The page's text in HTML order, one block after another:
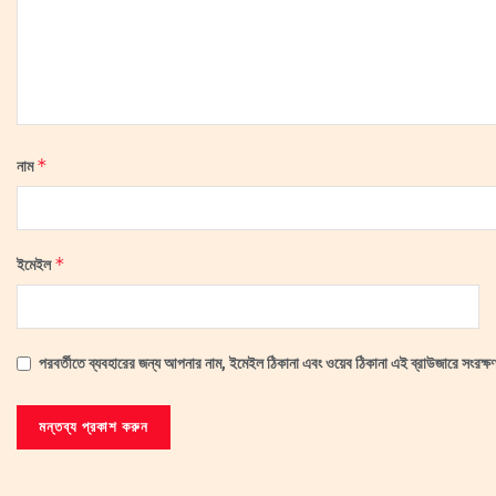
নাম*
ইমেইল*
পরবর্তীতে ব্যবহারের জন্য আপনার নাম, ইমেইল ঠিকানা এবং ওয়েব ঠিকানা এই ব্রাউজারে